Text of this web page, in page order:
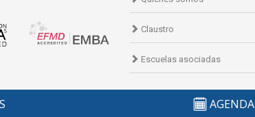
Claustro
Escuelas asociadas
AGENDA